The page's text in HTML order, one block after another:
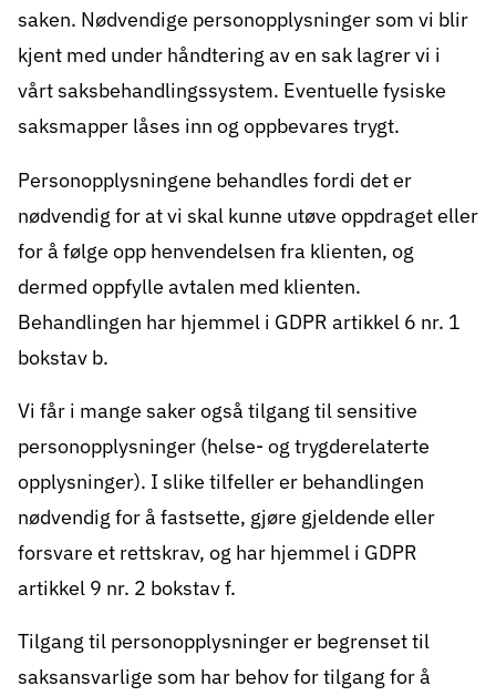
saken. Nødvendige personopplysninger som vi blir
kjent med under håndtering av en sak lagrer vi i
vårt saksbehandlingssystem. Eventuelle fysiske
saksmapper låses inn og oppbevares trygt.
Personopplysningene behandles fordi det er
nødvendig for at vi skal kunne utøve oppdraget eller
for å følge opp henvendelsen fra klienten, og
dermed oppfylle avtalen med klienten.
Behandlingen har hjemmel i GDPR artikkel 6 nr. 1
bokstav b.
Vi får i mange saker også tilgang til sensitive
personopplysninger (helse- og trygderelaterte
opplysninger). I slike tilfeller er behandlingen
nødvendig for å fastsette, gjøre gjeldende eller
forsvare et rettskrav, og har hjemmel i GDPR
artikkel 9 nr. 2 bokstav f.
Tilgang til personopplysninger er begrenset til
saksansvarlige som har behov for tilgang for å